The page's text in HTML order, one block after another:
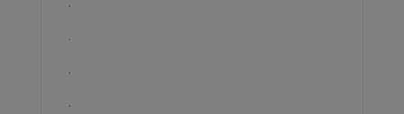
.
.
.